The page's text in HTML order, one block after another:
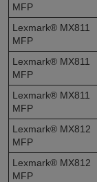
MFP
Lexmark® MX811
MFP
Lexmark® MX811
MFP
Lexmark® MX811
MFP
Lexmark® MX812
MFP
Lexmark® MX812
MFP